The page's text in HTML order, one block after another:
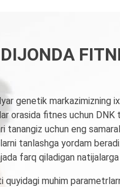
genetik markazimizning
orasida fitnes uchun
uchun eng
tanlashga yordam
farq qiladigan natijalarga
muhim